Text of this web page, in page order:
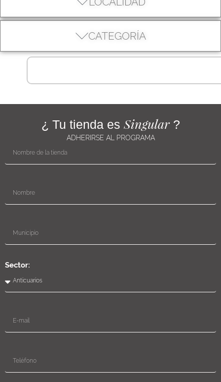
CATEGORÍA
¿ Tu tienda es Singular?
ADHERIRSE AL PROGRAMA
Sector: